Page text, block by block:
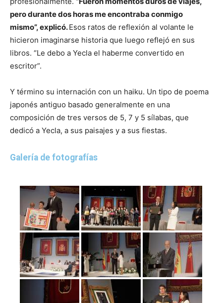
pero durante dos horas me encontraba conmigo
mismo”, explicó.Esos ratos de reflexión al volante le
hicieron imaginarse historia que luego reflejó en sus
libros. “Le debo a Yecla el haberme convertido en
escritor”.
Y término su internación con un haiku. Un tipo de poema
japonés antiguo basado generalmente en una
composición de tres versos de 5, 7 y 5 sílabas, que
dedicó a Yecla, a sus paisajes y a sus fiestas.
Galería de fotografías